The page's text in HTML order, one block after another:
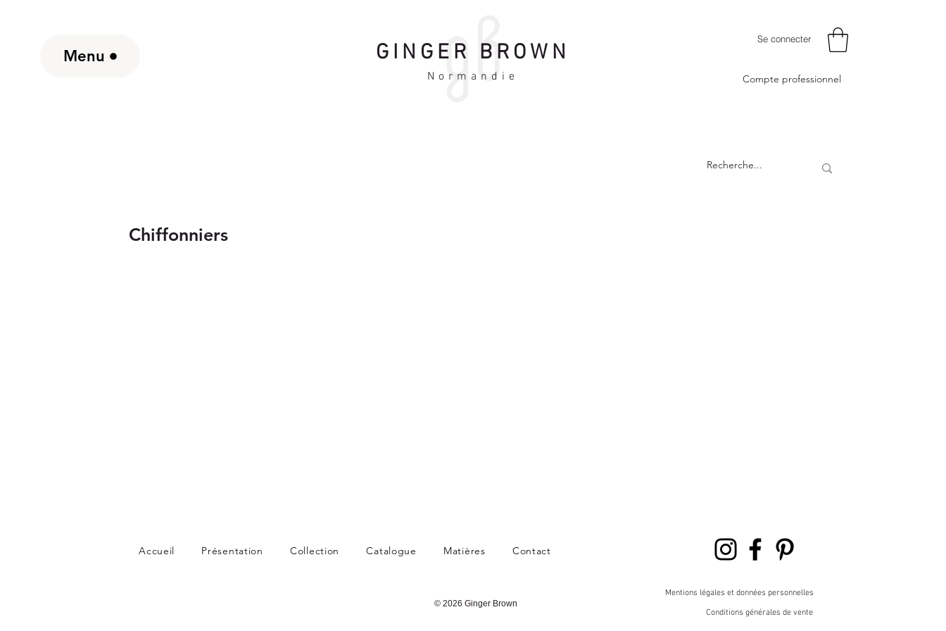
Menu GINGER BROWN
Normandie
Se connecter
Compte professionnel
Chiffonniers
Accueil Présentation Collection Catalogue Matières Contact
Mentions légales et données personnelles
© 2026 Ginger Brown
Conditions générales de vente